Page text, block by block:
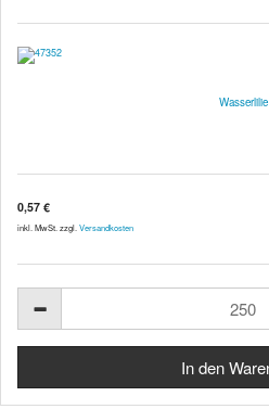
Wasserlilie
0,57 €
inkl. MwSt. zzgl. Versandkosten